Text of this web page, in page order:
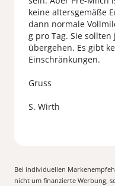
keine altersgemäße
dann normale
g pro Tag. Sie
übergehen. Es gibt
Einschränkungen.
Gruss
Bei individuellen
nicht um finanzierte Werbung,